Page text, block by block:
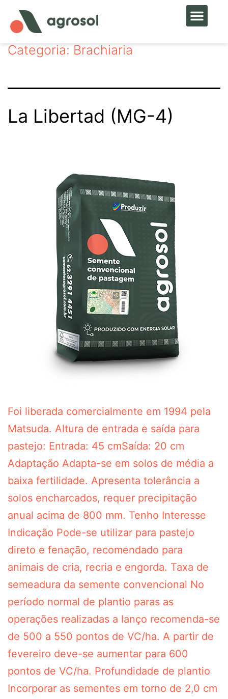
Categoria: Brachiaria
La Libertad (MG-4)
Foi liberada comercialmente em 1994 pela
Matsuda. Altura de entrada e saída para
pastejo: Entrada: 45 cmSaída: 20 cm
Adaptação Adapta-se em solos de média a
baixa fertilidade. Apresenta tolerância a
solos encharcados, requer precipitação
anual acima de 800 mm. Tenho Interesse
Indicação Pode-se utilizar para pastejo
direto e fenação, recomendado para
animais de cria, recria e engorda. Taxa de
semeadura da semente convencional No
período normal de plantio paras as
operações realizadas a lanço recomenda-se
de 500 a 550 pontos de VC/ha. A partir de
fevereiro deve-se aumentar para 600
pontos de VC/ha. Profundidade de plantio
Incorporar as sementes em torno de 2,0 cm